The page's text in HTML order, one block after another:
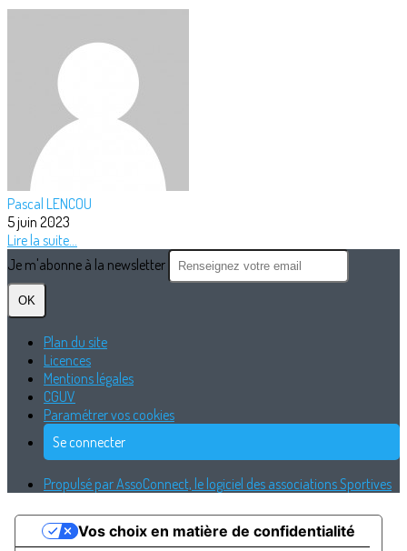
Pascal LENCOU
5 juin 2023
Lire la suite...
Je m'abonne à la newsletter
OK
Plan du site
Licences
Mentions légales
CGUV
Paramétrer vos cookies
Se connecter
Propulsé par AssoConnect, le logiciel des associations Sportives
Vos choix en matière de confidentialité